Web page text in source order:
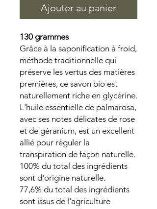
Ajouter au panier
130 grammes
Grâce à la saponification à froid,
méthode traditionnelle qui
préserve les vertus des matières
premières, ce savon bio est
naturellement riche en glycérine.
L'huile essentielle de palmarosa,
avec ses notes délicates de rose
et de géranium, est un excellent
allié pour réguler la
transpiration de façon naturelle.
100% du total des ingrédients
sont d'origine naturelle.
77,6% du total des ingrédients
sont issus de l'agriculture